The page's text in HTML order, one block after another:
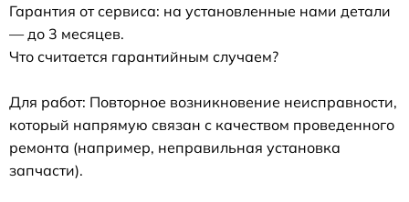
Гарантия от сервиса: на установленные нами детали
— до 3 месяцев.
Что считается гарантийным случаем?
Для работ: Повторное возникновение неисправности,
который напрямую связан с качеством проведенного
ремонта (например, неправильная установка
запчасти).